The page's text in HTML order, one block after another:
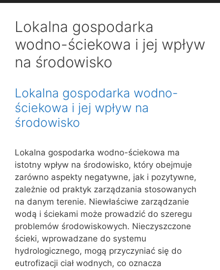
Lokalna gospodarka
wodno-ściekowa i jej wpływ
na środowisko
Lokalna gospodarka wodno-
ściekowa i jej wpływ na
środowisko
Lokalna gospodarka wodno-ściekowa ma
istotny wpływ na środowisko, który obejmuje
zarówno aspekty negatywne, jak i pozytywne,
zależnie od praktyk zarządzania stosowanych
na danym terenie. Niewłaściwe zarządzanie
wodą i ściekami może prowadzić do szeregu
problemów środowiskowych. Nieczyszczone
ścieki, wprowadzane do systemu
hydrologicznego, mogą przyczyniać się do
eutrofizacji ciał wodnych, co oznacza